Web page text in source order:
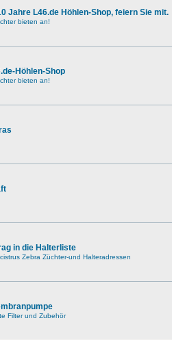
Jahre L46.de Höhlen-Shop, feiern Sie mit.
bieten an!
Höhlen-Shop
bieten an!
in die Halterliste
Zebra Züchter-und Halteradressen
Filter und Zubehör